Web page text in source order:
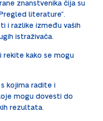
znanstvenika čija su
literature”.
i razlike između vaših
istraživača.
rekite kako se mogu
kojima radite i
mogu dovesti do
rezultata.